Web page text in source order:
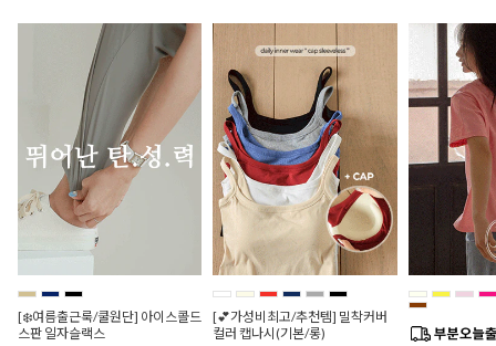
[❄️여름출근룩/쿨원단] 아이스콜드
스판 일자슬랙스
[💕가성비최고/추천템] 밀착커버
컬러 캡나시(기본/롱)